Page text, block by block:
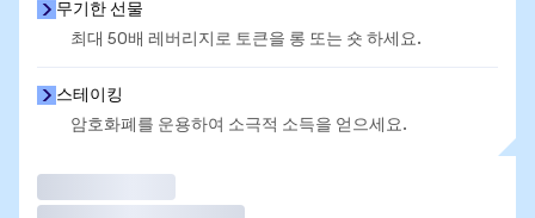
무기한 선물
최대 50배 레버리지로 토큰을 롱 또는 숏 하세요.
스테이킹
암호화폐를 운용하여 소극적 소득을 얻으세요.